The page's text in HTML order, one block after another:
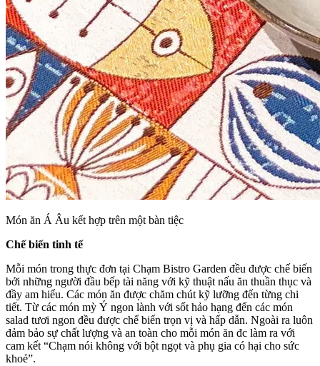
Món ăn Á Âu kết hợp trên một bàn tiệc
Chế biến tinh tế
Mỗi món trong thực đơn tại Chạm Bistro Garden đều được chế biến
bởi những người đầu bếp tài năng với kỹ thuật nấu ăn thuần thục và
đầy am hiểu. Các món ăn được chăm chút kỹ lưỡng đến từng chi
tiết. Từ các món mỳ Ý ngon lành với sốt hảo hạng đến các món
salad tươi ngon đều được chế biến trọn vị và hấp dẫn. Ngoài ra luôn
đảm bảo sự chất lượng và an toàn cho mỗi món ăn đc làm ra với
cam kết “Chạm nói không với bột ngọt và phụ gia có hại cho sức
khoẻ”.